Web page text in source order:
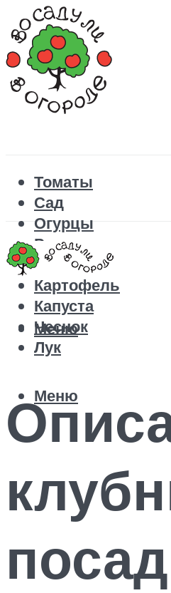
Томаты
Сад
Огурцы
Рецепты
Перец
Картофель
Капуста
Чеснок
Лук
Меню
Меню